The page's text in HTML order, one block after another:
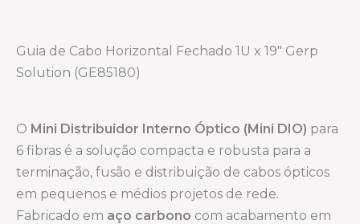
Guia de Cabo Horizontal Fechado 1U x 19″ Gerp
Solution (GE85180)
O Mini Distribuidor Interno Óptico (Mini DIO) para
6 fibras é a solução compacta e robusta para a
terminação, fusão e distribuição de cabos ópticos
em pequenos e médios projetos de rede.
Fabricado em aço carbono com acabamento em